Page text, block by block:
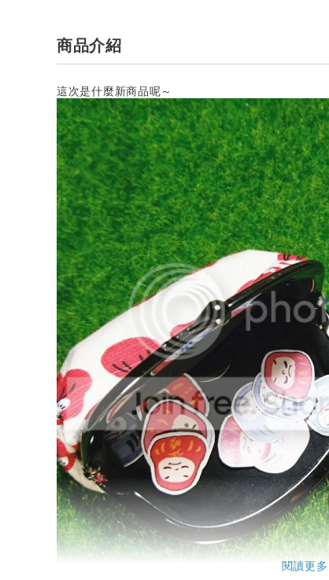
商品介紹
這次是什麼新商品呢～